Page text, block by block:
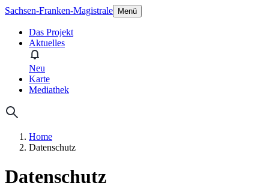
Sachsen-Franken-Magistrale Menü
Das Projekt
Aktuelles
Neu
Karte
Mediathek
Home
Datenschutz
Datenschutz